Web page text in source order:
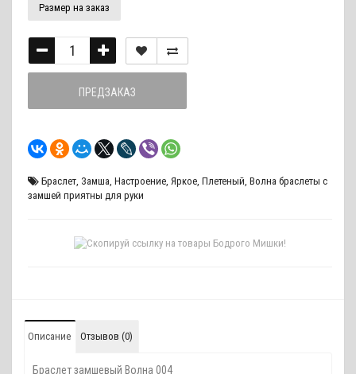
Размер на заказ
ПРЕДЗАКАЗ
Браслет, Замша, Настроение, Яркое, Плетеный, Волна браслеты с
замшей приятны для руки
Описание Отзывов (0)
Браслет замшевый Волна 004